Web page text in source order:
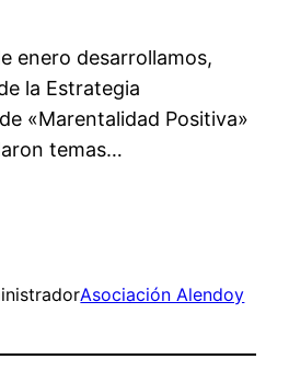
enero desarrollamos,
la Estrategia
«Marentalidad Positiva»
temas…
Asociación Alendoy